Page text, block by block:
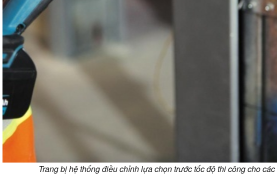
Trang bị hệ thống điều chỉnh lựa chọn trước tốc độ thi công cho